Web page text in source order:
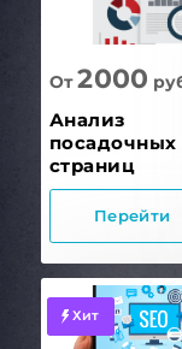
От2000
Анализ
посадочных
страниц
Перейти
Хит